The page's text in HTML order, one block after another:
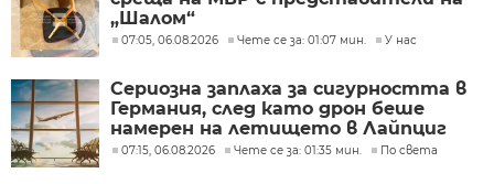
„Шалом“
07:05, 06.08.2026 Чете се за: 01:07 мин. У нас
Сериозна заплаха за сигурността в
Германия, след като дрон беше
намерен на летището в Лайпциг
07:15, 06.08.2026 Чете се за: 01:35 мин. По света